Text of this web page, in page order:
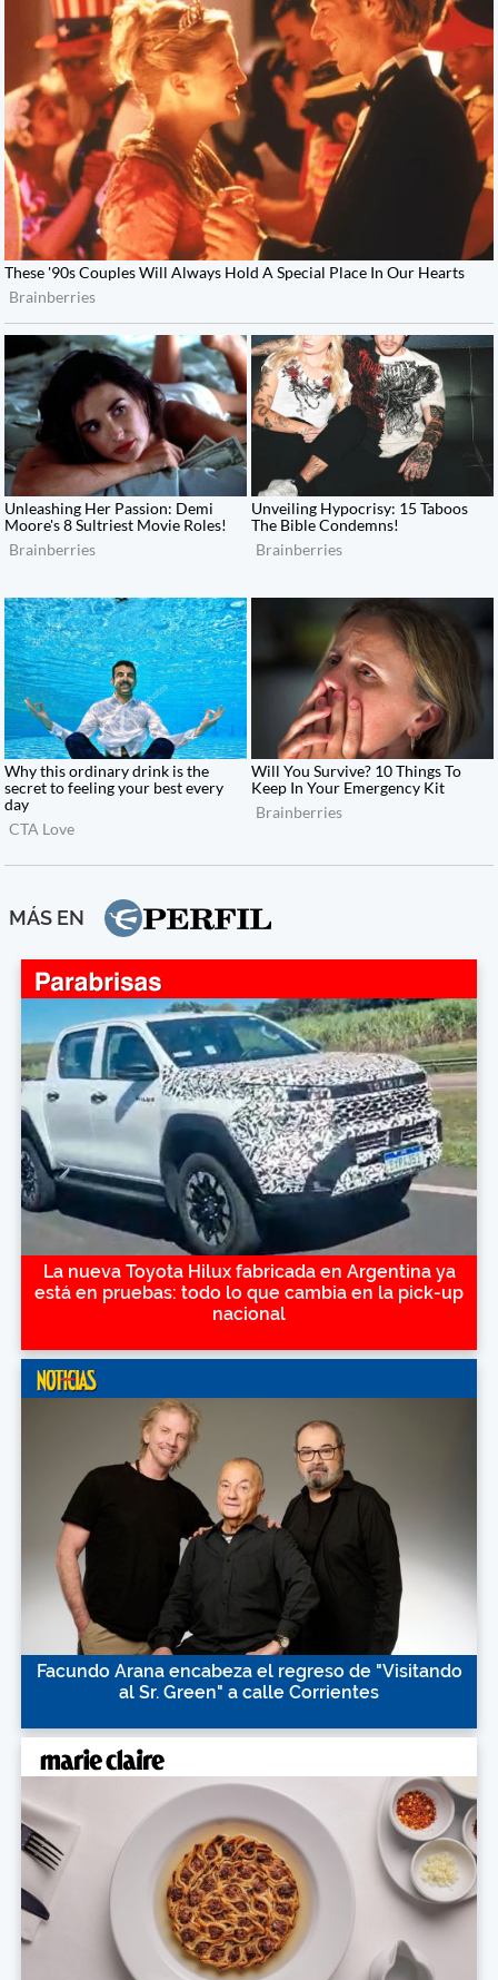
MÁS EN
La nueva Toyota Hilux fabricada en Argentina ya
está en pruebas: todo lo que cambia en la pick-up
nacional
Facundo Arana encabeza el regreso de "Visitando
al Sr. Green" a calle Corrientes